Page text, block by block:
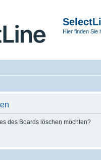
Hier finden Sie
des Boards löschen möchten?